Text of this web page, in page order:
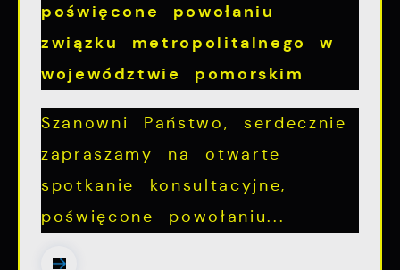
poświęcone powołaniu
związku metropolitalnego w
województwie pomorskim
Szanowni Państwo, serdecznie
zapraszamy na otwarte
spotkanie konsultacyjne,
poświęcone powołaniu...